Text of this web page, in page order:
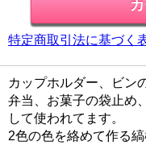
特定商取引法に基づく
カップホルダー、ビン
弁当、お菓子の袋止め
して使われてます。
2色の色を絡めて作る